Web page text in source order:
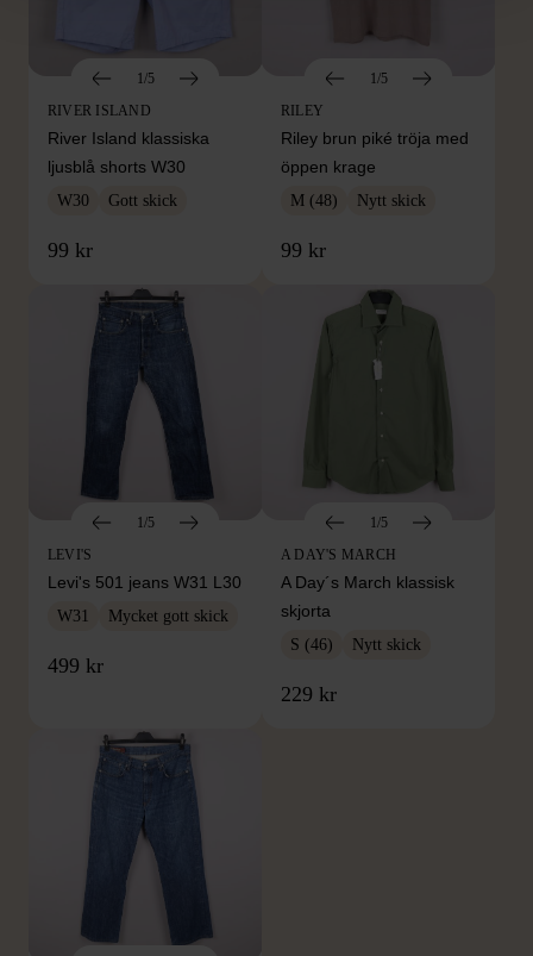
1/5
RIVER ISLAND
River Island klassiska
ljusblå shorts W30
W30 Gott skick
99 kr
1/5
RILEY
Riley brun piké tröja med
öppen krage
M (48) Nytt skick
99 kr
1/5
LEVI'S
Levi's 501 jeans W31 L30
W31 Mycket gott skick
499 kr
1/5
A DAY'S MARCH
A Day´s March klassisk
skjorta
S (46) Nytt skick
229 kr